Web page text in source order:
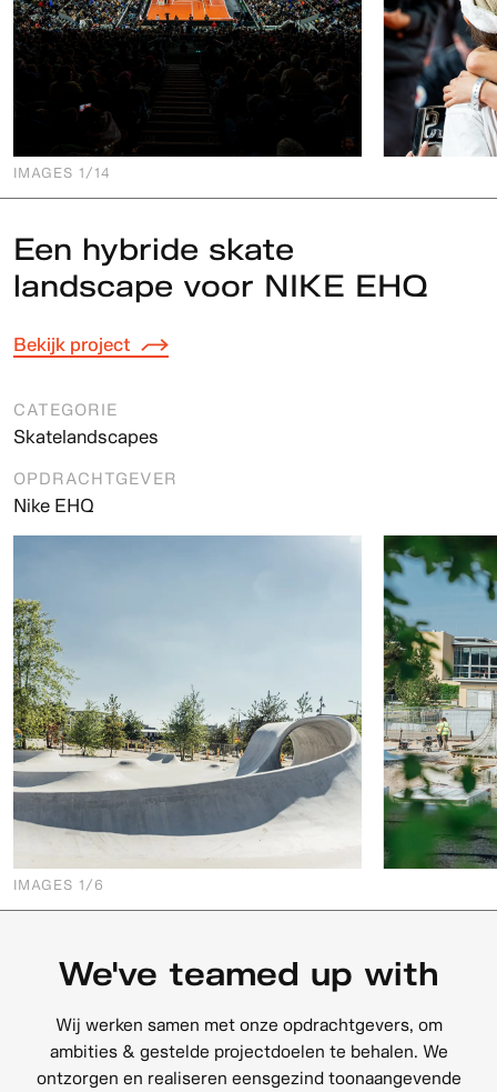
IMAGES 1 /14
Een hybride skate
landscape voor NIKE EHQ
Bekijk project
CATEGORIE
Skatelandscapes
OPDRACHTGEVER
Nike EHQ
IMAGES 1 /6
We've teamed up with
Wij werken samen met onze opdrachtgevers, om
ambities & gestelde projectdoelen te behalen. We
ontzorgen en realiseren eensgezind toonaangevende